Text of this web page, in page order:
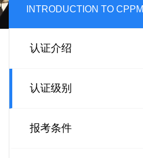
INTRODUCTION TO CPPM
认证介绍
认证级别
报考条件